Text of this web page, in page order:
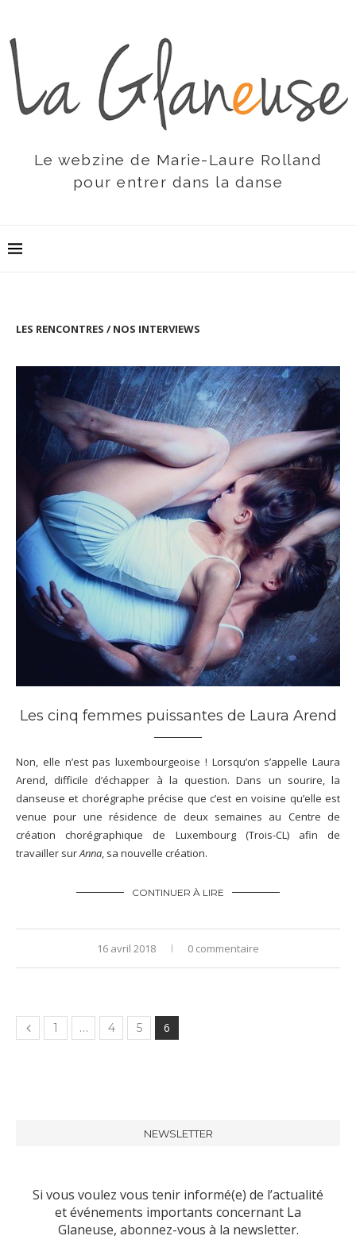
Le webzine de Marie-Laure Rolland
pour entrer dans la danse
LES RENCONTRES / NOS INTERVIEWS
Les cinq femmes puissantes de Laura Arend
Non, elle n’est pas luxembourgeoise ! Lorsqu’on s’appelle Laura
Arend, difficile d’échapper à la question. Dans un sourire, la
danseuse et chorégraphe précise que c’est en voisine qu’elle est
venue pour une résidence de deux semaines au Centre de
création chorégraphique de Luxembourg (Trois-CL) afin de
travailler surAnna, sa nouvelle création.
CONTINUER À LIRE
16 avril 2018 0 commentaire
1 … 4 5 6
NEWSLETTER
Si vous voulez vous tenir informé(e) de l’actualité
et événements importants concernant La
Glaneuse, abonnez-vous à la newsletter.